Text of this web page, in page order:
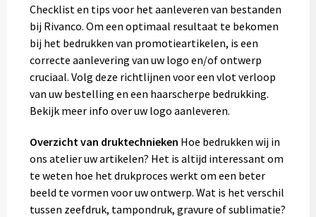
Checklist en tips voor het aanleveren van bestanden
bij Rivanco. Om een optimaal resultaat te bekomen
bij het bedrukken van promotieartikelen, is een
correcte aanlevering van uw logo en/of ontwerp
cruciaal. Volg deze richtlijnen voor een vlot verloop
van uw bestelling en een haarscherpe bedrukking.
Bekijk meer info over uw logo aanleveren.
Overzicht van druktechnieken Hoe bedrukken wij in
ons atelier uw artikelen? Het is altijd interessant om
te weten hoe het drukproces werkt om een beter
beeld te vormen voor uw ontwerp. Wat is het verschil
tussen zeefdruk, tampondruk, gravure of sublimatie?